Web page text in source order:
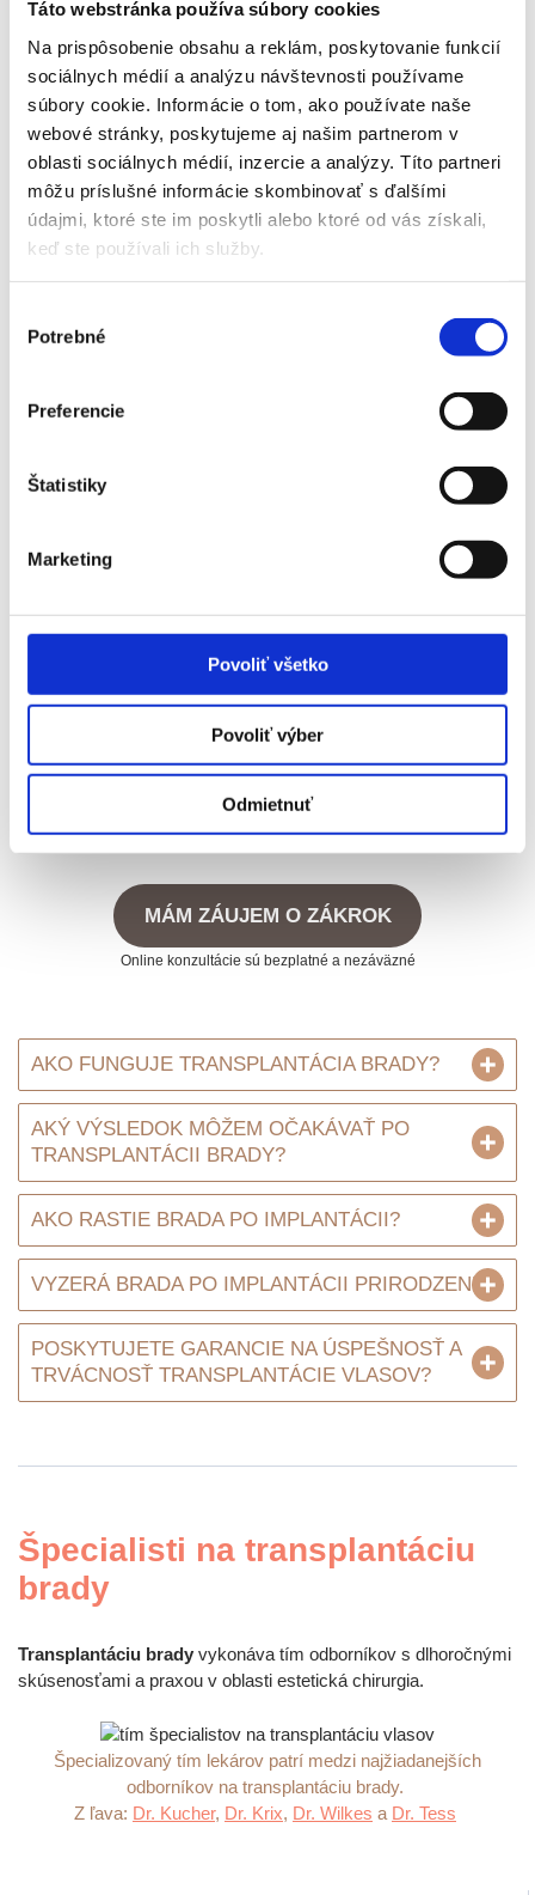
Táto webstránka používa súbory cookies
Na prispôsobenie obsahu a reklám, poskytovanie funkcií
sociálnych médií a analýzu návštevnosti používame
súbory cookie. Informácie o tom, ako používate naše
webové stránky, poskytujeme aj našim partnerom v
oblasti sociálnych médií, inzercie a analýzy. Títo partneri
môžu príslušné informácie skombinovať s ďalšími
údajmi, ktoré ste im poskytli alebo ktoré od vás získali,
keď ste používali ich služby.
súhlasu
Potrebné
Preferencie
Štatistiky
Marketing
Povoliť všetko
Povoliť výber
Odmietnuť
začnú rásť nové, silnejšie a hustejšie. Konečný výsledok sa
dostaví približne po 12 mesiacoch.
Fotografie pred a po transplantácii
brady
Na základe skutočných fotografií pred a po zákroku
, 925 štepov, 1 rok po zákroku.
Časté otázky o transplantácii brady
MÁM ZÁUJEM O ZÁKROK
Online konzultácie sú bezplatné a nezáväzné
AKO FUNGUJE TRANSPLANTÁCIA BRADY?
AKÝ VÝSLEDOK MÔŽEM OČAKÁVAŤ PO
TRANSPLANTÁCII BRADY?
AKO RASTIE BRADA PO IMPLANTÁCII?
VYZERÁ BRADA PO IMPLANTÁCII PRIRODZENE?
POSKYTUJETE GARANCIE NA ÚSPEŠNOSŤ A
TRVÁCNOSŤ TRANSPLANTÁCIE VLASOV?
Špecialisti na transplantáciu
brady
Transplantáciu brady vykonáva tím odborníkov s dlhoročnými
skúsenosťami a praxou v oblasti estetická chirurgia.
Špecializovaný tím lekárov patrí medzi najžiadanejších
odborníkov na transplantáciu brady.
Z ľava: Dr. Kucher, Dr. Krix, Dr. Wilkes a Dr. Tess